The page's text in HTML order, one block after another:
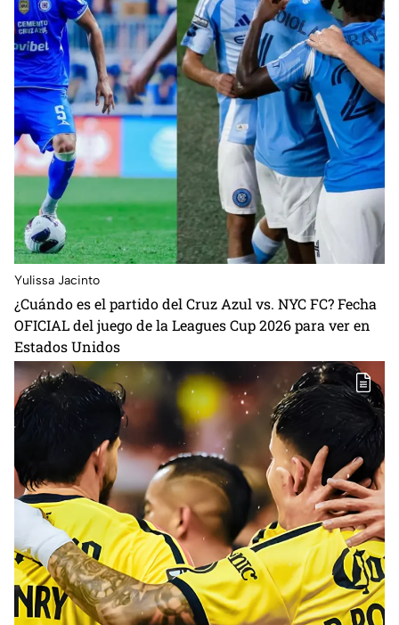
Yulissa Jacinto
⁠¿Cuándo es el partido del Cruz Azul vs. NYC FC? Fecha
OFICIAL del juego de la Leagues Cup 2026 para ver en
Estados Unidos